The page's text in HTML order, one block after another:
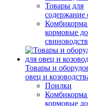
Товары для
содержание
кормовые
Товары и
овец и
Поилки
кормовые